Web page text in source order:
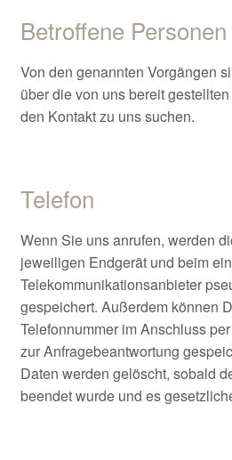
Betroffene Personen
Von den genannten Vorgängen
über die von uns bereit
den Kontakt zu uns suchen.
Telefon
Wenn Sie uns anrufen, werden
jeweiligen Endgerät und beim
Telekommunikationsanbieter
gespeichert. Außerdem können
Telefonnummer im Anschluss
zur Anfragebeantwortung
Daten werden gelöscht, sobald
beendet wurde und es